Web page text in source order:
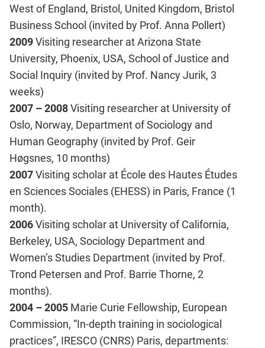
West of England, Bristol, United Kingdom, Bristol
Business School (invited by Prof. Anna Pollert)
2009Visiting researcher at Arizona State
University, Phoenix, USA, School of Justice and
Social Inquiry (invited by Prof. Nancy Jurik, 3
weeks)
2007 – 2008Visiting researcher at University of
Oslo, Norway, Department of Sociology and
Human Geography (invited by Prof. Geir
Høgsnes, 10 months)
2007Visiting scholar at École des Hautes Études
en Sciences Sociales (EHESS) in Paris, France (1
month).
2006Visiting scholar at University of California,
Berkeley, USA, Sociology Department and
Women’s Studies Department (invited by Prof.
Trond Petersen and Prof. Barrie Thorne, 2
months).
2004 – 2005 Marie Curie Fellowship, European
Commission, “In-depth training in sociological
practices”, IRESCO (CNRS) Paris, departments: